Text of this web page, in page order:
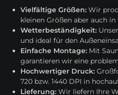
Vielfältige Größen:Wir
kleinen Größen aber auch in
Wetterbeständigkeit:
und ideal für den
Einfache Montage: Mit
garantieren wir eine
Hochwertiger Druck:
720 bzw. 1440 DPI in
Lieferung:Wir liefern Ihre